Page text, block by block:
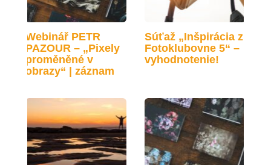
Webinář PETR
PAZOUR – „Pixely
proměněné v
obrazy“ | záznam
Súťaž „Inšpirácia z
Fotoklubovne 5“ –
vyhodnotenie!